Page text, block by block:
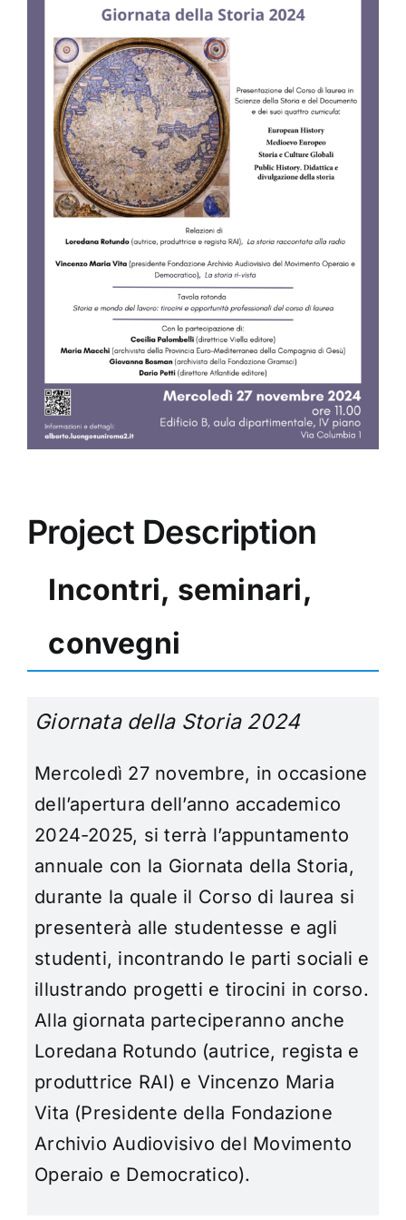
Project Description
Incontri, seminari,
convegni
Giornata della Storia 2024
Mercoledì 27 novembre, in occasione
dell’apertura dell’anno accademico
2024-2025, si terrà l’appuntamento
annuale con la Giornata della Storia,
durante la quale il Corso di laurea si
presenterà alle studentesse e agli
studenti, incontrando le parti sociali e
illustrando progetti e tirocini in corso.
Alla giornata parteciperanno anche
Loredana Rotundo (autrice, regista e
produttrice RAI) e Vincenzo Maria
Vita (Presidente della Fondazione
Archivio Audiovisivo del Movimento
Operaio e Democratico).